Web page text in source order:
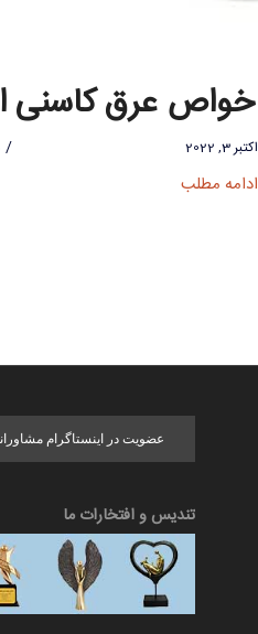
خواص عرق کاسنی
اکتبر 3, 2022 /
ادامه مطلب
عضویت در اینستاگرام
تندیس و افتخارات ما